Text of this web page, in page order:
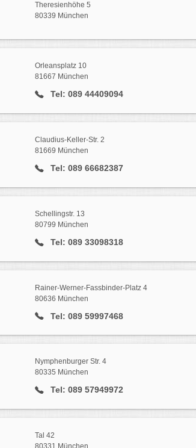
Theresienhöhe 5
80339 München
Orleansplatz 10
81667 München
Tel: 089 44409094
Claudius-Keller-Str. 2
81669 München
Tel: 089 66682387
Schellingstr. 13
80799 München
Tel: 089 33098318
Rainer-Werner-Fassbinder-Platz 4
80636 München
Tel: 089 59997468
Nymphenburger Str. 4
80335 München
Tel: 089 57949972
Tal 42
80331 München